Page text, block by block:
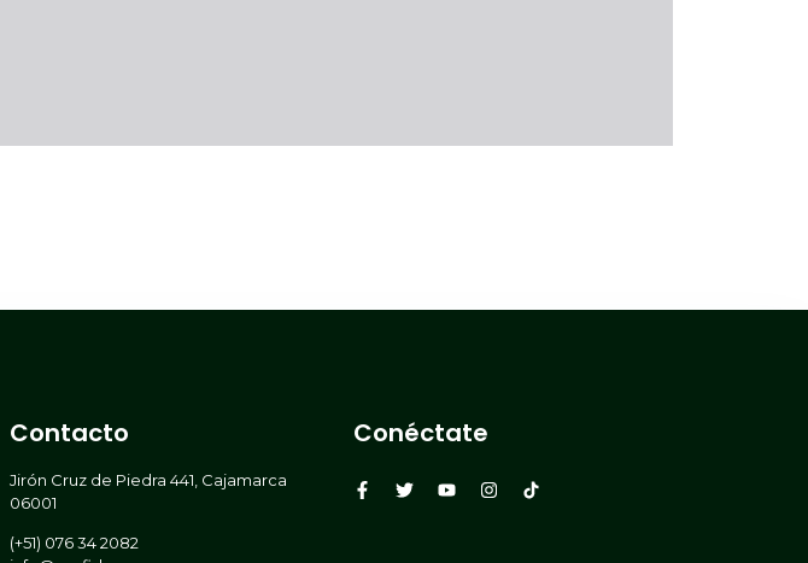
Contacto
Jirón Cruz de Piedra 441, Cajamarca
06001
(+51) 076 34 2082
Conéctate